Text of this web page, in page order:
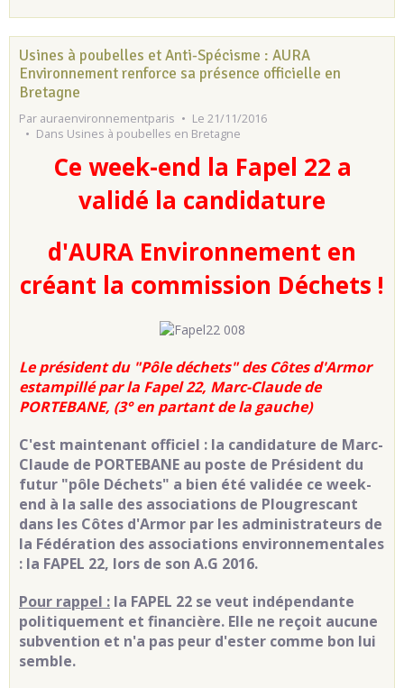
Usines à poubelles et Anti-Spécisme : AURA
Environnement renforce sa présence officielle en
Bretagne
Par auraenvironnementparis
Le 21/11/2016
Dans Usines à poubelles en Bretagne
Ce week-end la Fapel 22 a
validé la candidature
d'AURA Environnement en
créant la commission Déchets !
Le président du "Pôle déchets" des Côtes d'Armor
estampillé par la Fapel 22, Marc-Claude de
PORTEBANE, (3° en partant de la gauche)
C'est maintenant officiel : la candidature de Marc-
Claude de PORTEBANE au poste de Président du
futur "pôle Déchets" a bien été validée ce week-
end à la salle des associations de Plougrescant
dans les Côtes d'Armor par les administrateurs de
la Fédération des associations environnementales
: la FAPEL 22, lors de son A.G 2016.
Pour rappel : la FAPEL 22 se veut indépendante
politiquement et financière. Elle ne reçoit aucune
subvention et n'a pas peur d'ester comme bon lui
semble.